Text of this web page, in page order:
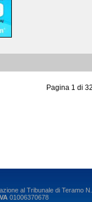
Pagina 1 di
al Tribunale di Teramo
01006370678